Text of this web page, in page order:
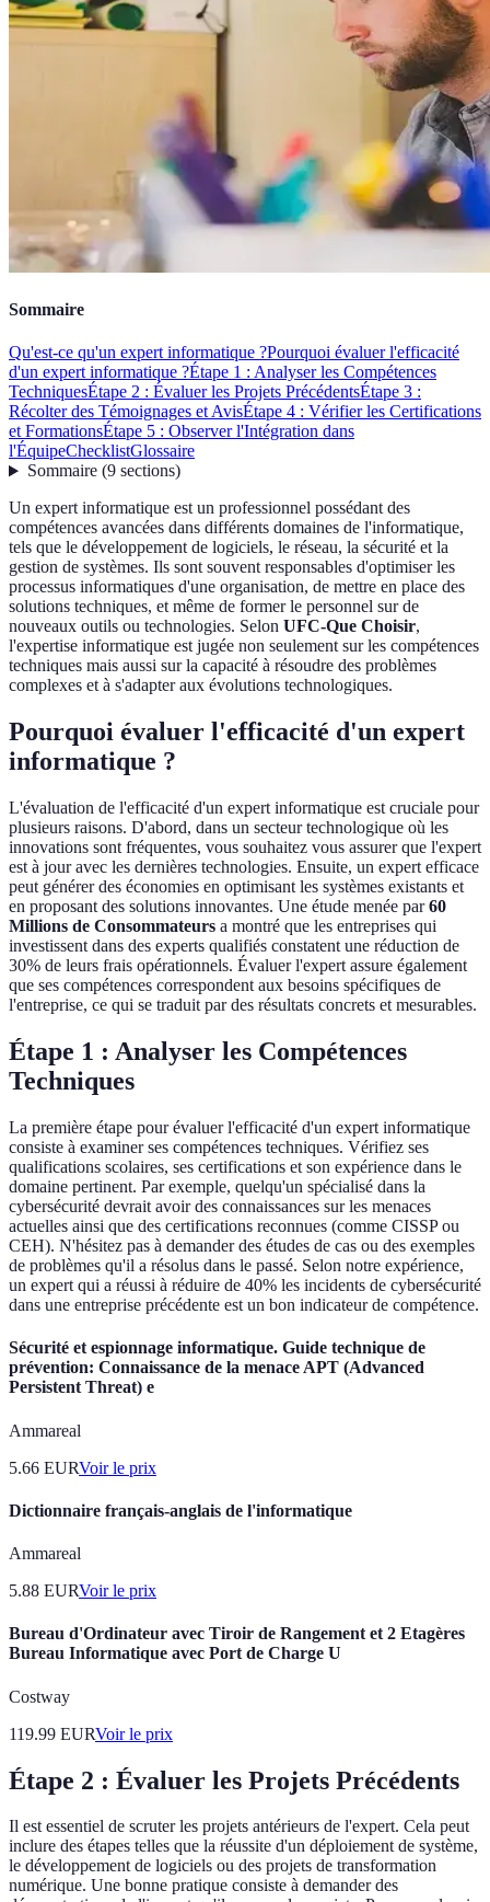
Sommaire
Qu'est-ce qu'un expert informatique ?Pourquoi évaluer l'efficacité
d'un expert informatique ?Étape 1 : Analyser les Compétences
TechniquesÉtape 2 : Évaluer les Projets PrécédentsÉtape 3 :
Récolter des Témoignages et AvisÉtape 4 : Vérifier les Certifications
et FormationsÉtape 5 : Observer l'Intégration dans
l'ÉquipeChecklistGlossaire
Sommaire(9 sections)
Un expert informatique est un professionnel possédant des
compétences avancées dans différents domaines de l'informatique,
tels que le développement de logiciels, le réseau, la sécurité et la
gestion de systèmes. Ils sont souvent responsables d'optimiser les
processus informatiques d'une organisation, de mettre en place des
solutions techniques, et même de former le personnel sur de
nouveaux outils ou technologies. Selon UFC-Que Choisir,
l'expertise informatique est jugée non seulement sur les compétences
techniques mais aussi sur la capacité à résoudre des problèmes
complexes et à s'adapter aux évolutions technologiques.
Pourquoi évaluer l'efficacité d'un expert
informatique ?
L'évaluation de l'efficacité d'un expert informatique est cruciale pour
plusieurs raisons. D'abord, dans un secteur technologique où les
innovations sont fréquentes, vous souhaitez vous assurer que l'expert
est à jour avec les dernières technologies. Ensuite, un expert efficace
peut générer des économies en optimisant les systèmes existants et
en proposant des solutions innovantes. Une étude menée par60
Millions de Consommateurs a montré que les entreprises qui
investissent dans des experts qualifiés constatent une réduction de
30% de leurs frais opérationnels. Évaluer l'expert assure également
que ses compétences correspondent aux besoins spécifiques de
l'entreprise, ce qui se traduit par des résultats concrets et mesurables.
Étape 1 : Analyser les Compétences
Techniques
La première étape pour évaluer l'efficacité d'un expert informatique
consiste à examiner ses compétences techniques. Vérifiez ses
qualifications scolaires, ses certifications et son expérience dans le
domaine pertinent. Par exemple, quelqu'un spécialisé dans la
cybersécurité devrait avoir des connaissances sur les menaces
actuelles ainsi que des certifications reconnues (comme CISSP ou
CEH). N'hésitez pas à demander des études de cas ou des exemples
de problèmes qu'il a résolus dans le passé. Selon notre expérience,
un expert qui a réussi à réduire de 40% les incidents de cybersécurité
dans une entreprise précédente est un bon indicateur de compétence.
Sécurité et espionnage informatique. Guide technique de
prévention: Connaissance de la menace APT (Advanced
Persistent Threat) e
Ammareal
5.66 EURVoir le prix
Dictionnaire français-anglais de l'informatique
Ammareal
5.88 EURVoir le prix
Bureau d'Ordinateur avec Tiroir de Rangement et 2 Etagères
Bureau Informatique avec Port de Charge U
Costway
119.99 EURVoir le prix
Étape 2 : Évaluer les Projets Précédents
Il est essentiel de scruter les projets antérieurs de l'expert. Cela peut
inclure des étapes telles que la réussite d'un déploiement de système,
le développement de logiciels ou des projets de transformation
numérique. Une bonne pratique consiste à demander des